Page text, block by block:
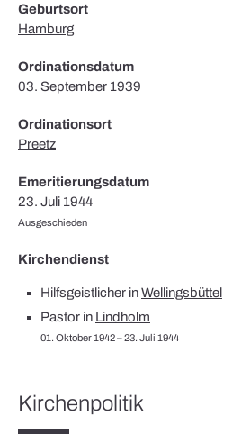
Geburtsort
Hamburg
Ordinationsdatum
03. September 1939
Ordinationsort
Preetz
Emeritierungsdatum
23. Juli 1944
Ausgeschieden
Kirchendienst
Hilfsgeistlicher inWellingsbüttel
Pastor in Lindholm
01. Oktober 1942 – 23. Juli 1944
Kirchenpolitik